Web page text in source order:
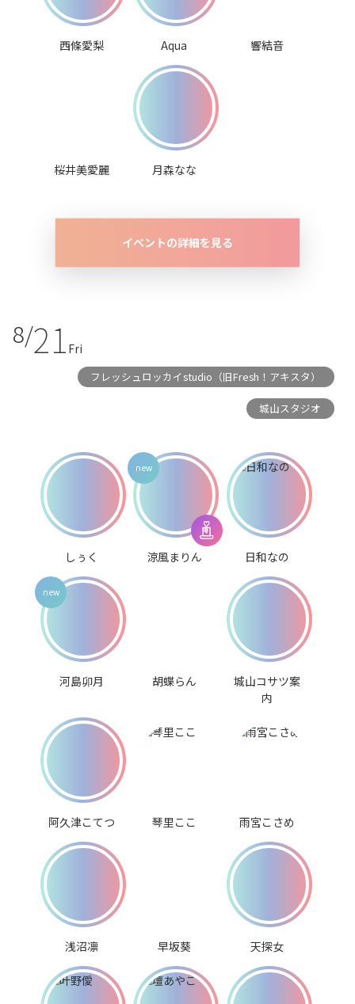
西條愛梨 Aqua 響結音
桜井美愛麗 月森なな
イベントの詳細を見る
8/21 Fri
フレッシュロッカイstudio（旧Fresh！アキスタ）
城山スタジオ
しぅく 涼風まりん 日和なの
河島卯月 胡蝶らん
城山コサツ案
内
阿久津こてつ 琴里ここ 雨宮こさめ
浅沼凛 早坂葵 天探女